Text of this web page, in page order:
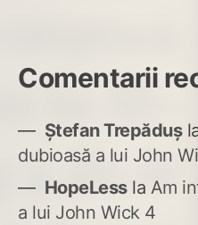
Comentarii
Ștefan Trepăduș
dubioasă a lui John
HopeLessla Am
a lui John Wick 4